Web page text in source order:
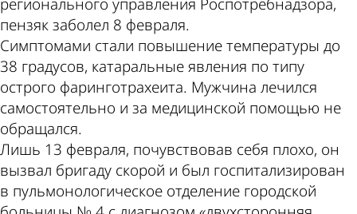
пензяк заболел 8 февраля.
Симптомами стали повышение температуры до
38 градусов, катаральные явления по типу
острого фаринготрахеита. Мужчина лечился
самостоятельно и за медицинской помощью не
обращался.
Лишь 13 февраля, почувствовав себя плохо, он
вызвал бригаду скорой и был госпитализирован
в пульмонологическое отделение городской